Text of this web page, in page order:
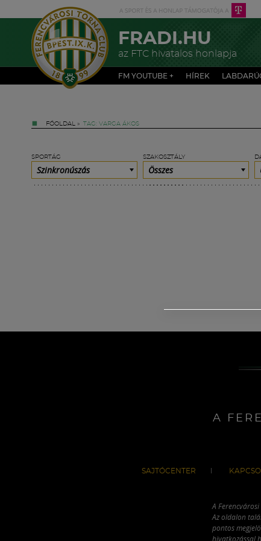
FRADI.HU
az FTC hivatalos honlapja
FM YOUTUBE + HÍREK
FŐOLDAL » TAG: VARGA ÁKOS
SPORTÁG
Szinkronúszás
SZAKOSZTÁLY
Összes
A
SAJTÓCENTER
A
Az oldalon
pontos
hivatkozással